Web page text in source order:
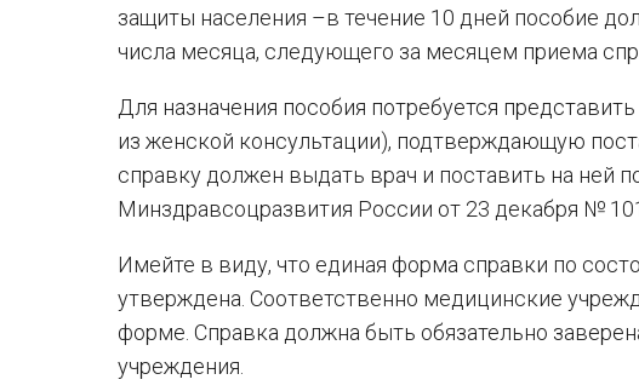
защиты населения –в течение 10 дней пособие
числа месяца, следующего за месяцем приема
Для назначения пособия потребуется
из женской консультации), подтверждающую
справку должен выдать врач и поставить на ней
Минздравсоцразвития России от 23 декабря №
Имейте в виду, что единая форма справки по
утверждена. Соответственно медицинские
форме. Справка должна быть обязательно
учреждения.